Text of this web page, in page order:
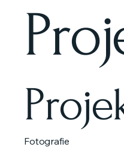
Fotografie